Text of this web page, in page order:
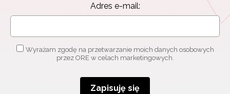
Adres e-mail:
Wyrażam zgodę na przetwarzanie moich danych osobowych
przez ORE w celach marketingowych.
Zapisuję się